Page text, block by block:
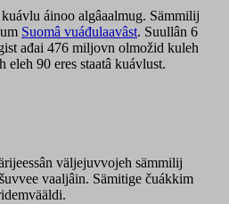
áinoo algâaalmug. Sämmilij
Suomâ vuáđulaavâst. Suullân 6
ađai 476 miljovn olmožid kuleh
eleh 90 eres staatâ kuávlust.
väljejuvvojeh sämmilij
vaaljâin. Sämitige čuákkim